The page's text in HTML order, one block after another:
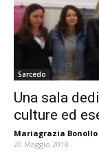
Sarcedo
Una sala
culture ed
Mariagrazia Bonollo
20 Maggio 2018